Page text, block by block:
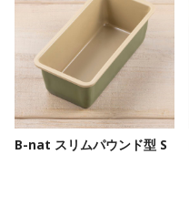
B-nat スリムパウンド型 S